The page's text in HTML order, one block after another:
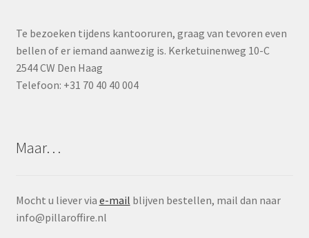
Te bezoeken tijdens kantooruren, graag van tevoren even
bellen of er iemand aanwezig is. Kerketuinenweg 10-C
2544 CW Den Haag
Telefoon: +31 70 40 40 004
Maar…
Mocht u liever via e-mail blijven bestellen, mail dan naar
info@pillaroffire.nl